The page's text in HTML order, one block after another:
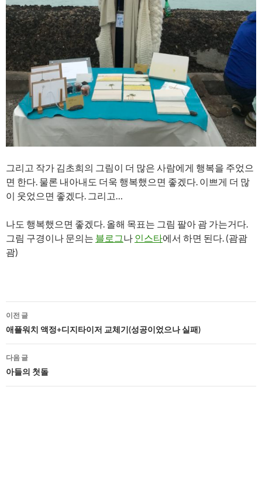
그리고 작가 김초희의 그림이 더 많은 사람에게 행복을 주었으
면 한다. 물론 내아내도 더욱 행복했으면 좋겠다. 이쁘게 더 많
이 웃었으면 좋겠다. 그리고…
나도 행복했으면 좋겠다. 올해 목표는 그림 팔아 괌 가는거다.
그림 구경이나 문의는 블로그나 인스타에서 하면 된다. (괌괌
괌)
글
네
비
게
이
이전 글
애플워치 액정+디지타이저 교체기(성공이었으나 실패)
다음 글
아들의 첫돌